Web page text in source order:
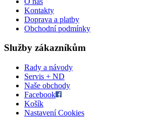
Kontakty
Doprava a platby
Obchodní podmínky
Služby zákazníkům
Rady a návody
Servis + ND
Naše obchody
Facebook
Košík
Nastavení Cookies